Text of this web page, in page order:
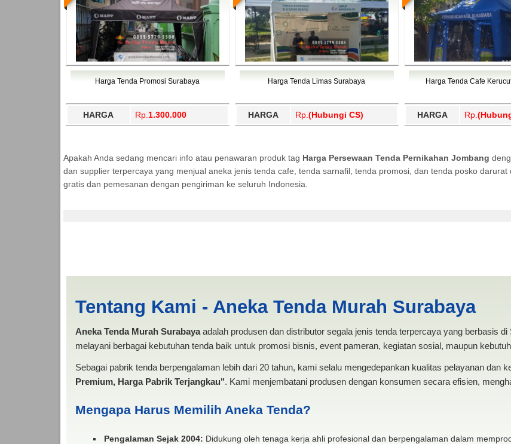
Harga Tenda Promosi Surabaya
HARGA Rp. 1.300.000
Harga Tenda Limas Surabaya
HARGA Rp. (Hubungi CS)
Harga Tenda Cafe
HARGA Rp.
Apakah Anda sedang mencari info atau penawaran produk tag Harga Persewaan Tenda Pernikahan Jombang
dan supplier terpercaya yang menjual aneka jenis tenda cafe, tenda sarnafil, tenda promosi, dan tenda posko darurat
gratis dan pemesanan dengan pengiriman ke seluruh Indonesia.
Tentang Kami - Aneka Tenda Murah Surabaya
Aneka Tenda Murah Surabayaadalah produsen dan distributor segala jenis tenda terpercaya yang berbasis
melayani berbagai kebutuhan tenda baik untuk promosi bisnis, event pameran, kegiatan sosial, maupun
Sebagai pabrik tenda berpengalaman lebih dari 20 tahun, kami selalu mengedepankan kualitas pelayanan dan
Premium, Harga Pabrik Terjangkau". Kami menjembatani produsen dengan konsumen secara efisien,
Mengapa Harus Memilih Aneka Tenda?
Pengalaman Sejak 2004: Didukung oleh tenaga kerja ahli profesional dan berpengalaman dalam